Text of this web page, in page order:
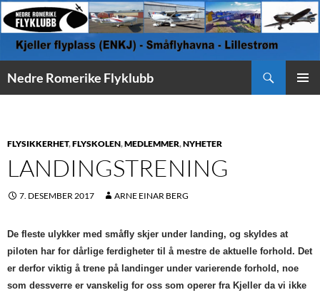
Nedre Romerike Flyklubb
FLYSIKKERHET,FLYSKOLEN,MEDLEMMER,NYHETER
LANDINGSTRENING
7. DESEMBER 2017 ARNE EINAR BERG
De fleste ulykker med småfly skjer under landing, og skyldes at
piloten har for dårlige ferdigheter til å mestre de aktuelle forhold. Det
er derfor viktig å trene på landinger under varierende forhold, noe
som dessverre er vanskelig for oss som operer fra Kjeller da vi ikke